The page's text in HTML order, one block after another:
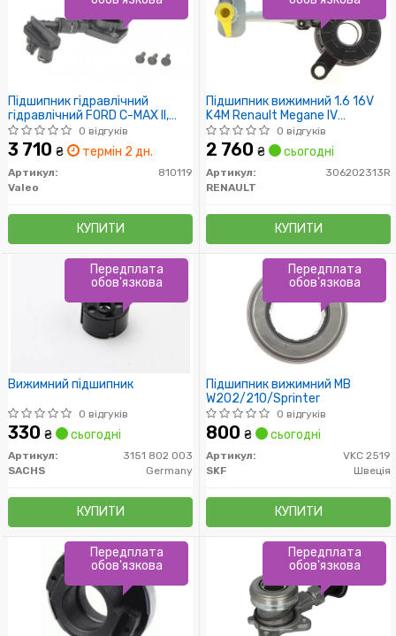
Підшипник гідравлічний
гідравлічний FORD C-MAX II,
FOCUS III 1,6 10- (Пр-во VALEO)
0 відгуків
3 710 ₴ термін 2 дн.
Артикул:
810119
Valeo
КУПИТИ
Підшипник вижимний 1.6 16V
K4M Renault Megane IV
(306202313R) Renault
0 відгуків
2 760 ₴ сьогодні
Артикул:
306202313R
RENAULT
КУПИТИ
Вижимний підшипник
0 відгуків
330 ₴ сьогодні
Артикул:
3151 802 003
SACHS
Germany
КУПИТИ
Передплата
обов'язкова
Підшипник вижимний MB
W202/210/Sprinter
0 відгуків
800 ₴ сьогодні
Артикул:
VKC 2519
SKF
Швеція
КУПИТИ
Передплата
обов'язкова
Передплата
обов'язкова
Передплата
обов'язкова